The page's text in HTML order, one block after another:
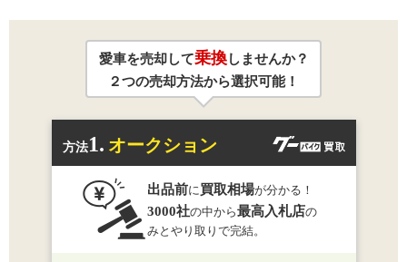
愛車を売却して乗換しませんか？
２つの売却方法から選択可能！
方法1. オークション
出品前に買取相場が分かる！
3000社の中から最高入札店の
みとやり取りで完結。